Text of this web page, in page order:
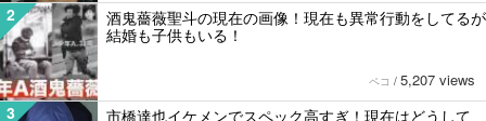
2
酒鬼薔薇聖斗の現在の画像！現在も異常行動をしてるが
結婚も子供もいる！
ペコ / 5,207 views
3 市橋達也イケメンでスペック高すぎ！現在はどうして